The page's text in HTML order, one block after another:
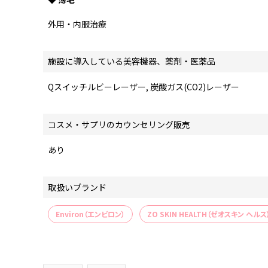
外用・内服治療
施設に導入している美容機器、薬剤・医薬品
Qスイッチルビーレーザー, 炭酸ガス(CO2)レーザー
コスメ・サプリのカウンセリング販売
あり
取扱いブランド
Environ（エンビロン） ZO SKIN HEALTH（ゼオスキン ヘルス）